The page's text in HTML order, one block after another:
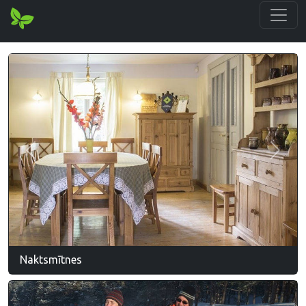
Iepriekšējais
Naktsmītnes